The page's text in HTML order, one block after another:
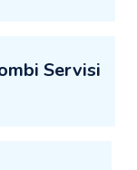
Servisi